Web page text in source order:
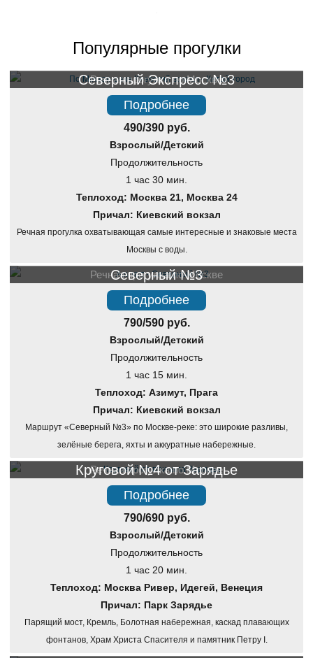
Популярные прогулки
Речная прогулка по Москве
Северный Экспресс №3
Подробнее
490/390 руб.
Взрослый/Детский
Продолжительность
1 час 30 мин.
Теплоход: Москва 21, Москва 24
Причал: Киевский вокзал
Речная прогулка охватывающая самые интересные и знаковые места
Москвы с воды.
Речная прогулка по Москве
Северный №3
Подробнее
790/590 руб.
Взрослый/Детский
Продолжительность
1 час 15 мин.
Теплоход: Азимут, Прага
Причал: Киевский вокзал
Маршрут «Северный №3» по Москве-реке: это широкие разливы,
зелёные берега, яхты и аккуратные набережные.
Речная прогулка по Москве
Круговой №4 от Зарядье
Подробнее
790/690 руб.
Взрослый/Детский
Продолжительность
1 час 20 мин.
Теплоход: Москва Ривер, Идегей, Венеция
Причал: Парк Зарядье
Парящий мост, Кремль, Болотная набережная, каскад плавающих
фонтанов, Храм Христа Спасителя и памятник Петру I.